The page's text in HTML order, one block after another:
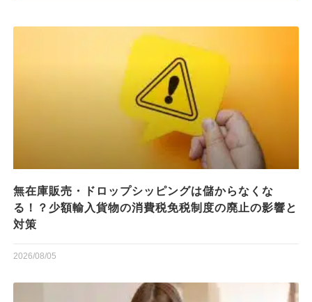
無在庫販売・ドロップシッピングは儲からなくな
る！？少額輸入貨物の消費税免税制度の廃止の影響と
対策
2026/08/05